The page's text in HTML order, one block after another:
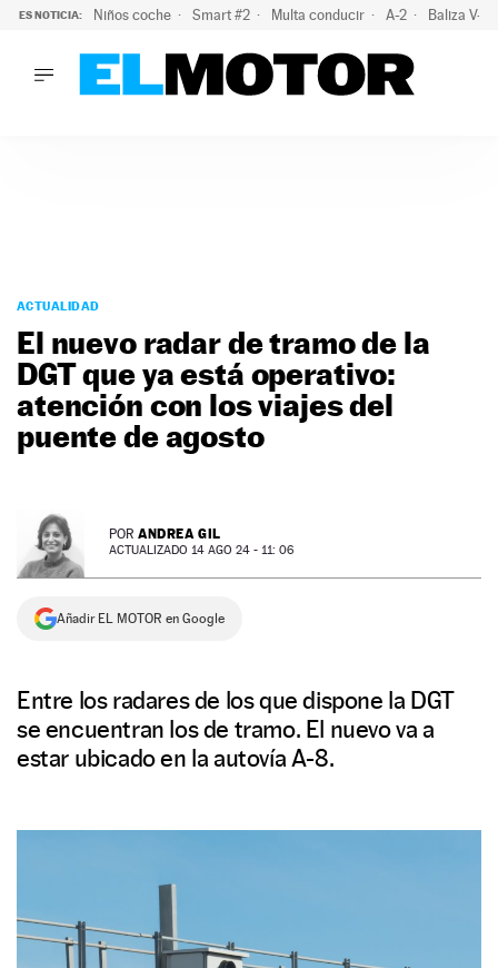
ES NOTICIA: Niños coche Smart #2 Multa conducir A-2 Baliza V-
PODCAST
MOTOS
TECNOLOGÍA
SUPERCOCHES
PREMIOS
NEWSLETTER
ACTUALIDAD
El nuevo radar de tramo de la
DGT que ya está operativo:
atención con los viajes del
puente de agosto
POR ANDREA GIL
ACTUALIZADO 14 AGO 24 - 11: 06
Añadir EL MOTOR en Google
Entre los radares de los que dispone la DGT
se encuentran los de tramo. El nuevo va a
estar ubicado en la autovía A-8.